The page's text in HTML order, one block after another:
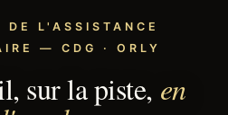
DE L'ASSISTANCE
— CDG · ORLY
sur la piste, en